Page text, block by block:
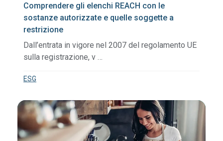
Comprendere gli elenchi REACH con le
sostanze autorizzate e quelle soggette a
restrizione
Dall’entrata in vigore nel 2007 del regolamento UE
sulla registrazione, v …
ESG